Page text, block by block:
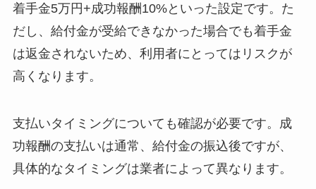
着手金5万円+成功報酬10%といった設定です。た
だし、給付金が受給できなかった場合でも着手金
は返金されないため、利用者にとってはリスクが
高くなります。
支払いタイミングについても確認が必要です。成
功報酬の支払いは通常、給付金の振込後ですが、
具体的なタイミングは業者によって異なります。